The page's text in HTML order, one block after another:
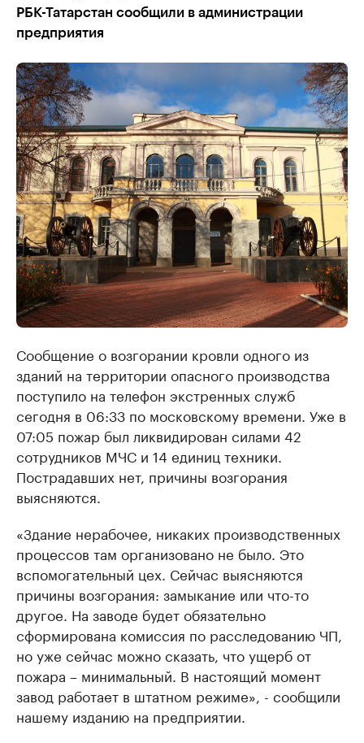
РБК-Татарстан сообщили в администрации
предприятия
Сообщение о возгорании кровли одного из
зданий на территории опасного производства
поступило на телефон экстренных служб
сегодня в 06:33 по московскому времени. Уже в
07:05 пожар был ликвидирован силами 42
сотрудников МЧС и 14 единиц техники.
Пострадавших нет, причины возгорания
выясняются.
«Здание нерабочее, никаких производственных
процессов там организовано не было. Это
вспомогательный цех. Сейчас выясняются
причины возгорания: замыкание или что-то
другое. На заводе будет обязательно
сформирована комиссия по расследованию ЧП,
но уже сейчас можно сказать, что ущерб от
пожара – минимальный. В настоящий момент
завод работает в штатном режиме», - сообщили
нашему изданию на предприятии.